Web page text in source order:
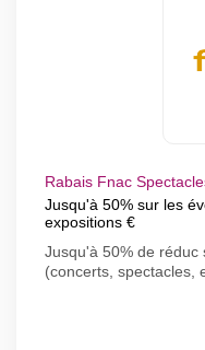
Rabais Fnac
Jusqu'à 50% sur les
expositions €
Jusqu'à 50% de réduc
(concerts, spectacles,